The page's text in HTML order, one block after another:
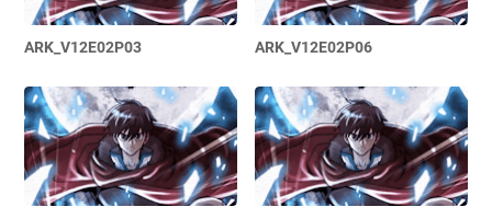
ARK_V12E02P03 ARK_V12E02P06